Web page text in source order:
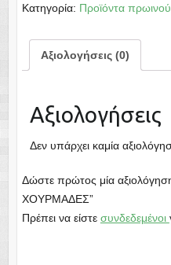
Κατηγορία: Προϊόντα πρωινού
Αξιολογήσεις (0)
Αξιολογήσεις
Δεν υπάρχει καμία
Δώστε πρώτος μία
ΧΟΥΡΜΑΔΕΣ”
Πρέπει να είστε συνδεδεμένοι